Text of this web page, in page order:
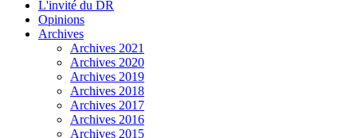
L'invité du DR
Opinions
Archives
Archives 2021
Archives 2020
Archives 2019
Archives 2018
Archives 2017
Archives 2016
Archives 2015